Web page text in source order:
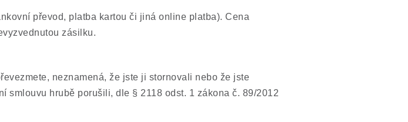
převod, platba kartou či jiná online platba). Cena
zásilku.
neznamená, že jste ji stornovali nebo že jste
smlouvu hrubě porušili, dle § 2118 odst. 1 zákona č. 89/2012